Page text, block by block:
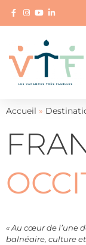
Accueil »
«Au cœur de l’une
balnéaire, culture